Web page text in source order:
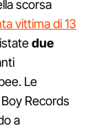
scorsa
vittima di 13
due
Le
Records
a